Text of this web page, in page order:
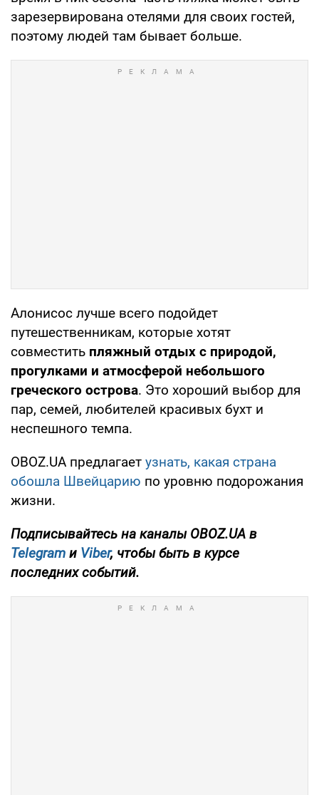
зарезервирована отелями для своих гостей,
поэтому людей там бывает больше.
Алонисос лучше всего подойдет
путешественникам, которые хотят
совместить пляжный отдых с природой,
прогулками и атмосферой небольшого
греческого острова. Это хороший выбор для
пар, семей, любителей красивых бухт и
неспешного темпа.
OBOZ.UA предлагает узнать, какая страна
обошла Швейцарию по уровню подорожания
жизни.
Подписывайтесь на каналы OBOZ.UA в
Telegram и Viber, чтобы быть в курсе
последних событий.